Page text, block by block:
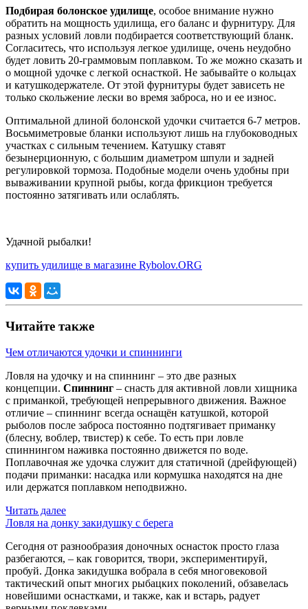
Подбирая болонское удилище, особое внимание нужно
обратить на мощность удилища, его баланс и фурнитуру. Для
разных условий ловли подбирается соответствующий бланк.
Согласитесь, что используя легкое удилище, очень неудобно
будет ловить 20-граммовым поплавком. То же можно сказать и
о мощной удочке с легкой оснасткой. Не забывайте о кольцах
и катушкодержателе. От этой фурнитуры будет зависеть не
только скольжение лески во время заброса, но и ее износ.
Оптимальной длиной болонской удочки считается 6-7 метров.
Восьмиметровые бланки используют лишь на глубоководных
участках с сильным течением. Катушку ставят
безынерционную, с большим диаметром шпули и задней
регулировкой тормоза. Подобные модели очень удобны при
вываживании крупной рыбы, когда фрикцион требуется
постоянно затягивать или ослаблять.
Удачной рыбалки!
купить удилище в магазине Rybolov.ORG
Читайте также
Чем отличаются удочки и спиннинги
Ловля на удочку и на спиннинг – это две разных
концепции. Спиннинг – снасть для активной ловли хищника
с приманкой, требующей непрерывного движения. Важное
отличие – спиннинг всегда оснащён катушкой, которой
рыболов после заброса постоянно подтягивает приманку
(блесну, воблер, твистер) к себе. То есть при ловле
спиннингом наживка постоянно движется по воде.
Поплавочная же удочка служит для статичной (дрейфующей)
подачи приманки: насадка или кормушка находятся на дне
или держатся поплавком неподвижно.
Читать далее
Ловля на донку закидушку с берега
Сегодня от разнообразия доночных оснасток просто глаза
разбегаются, – как говорится, твори, экспериментируй,
пробуй. Донка закидушка вобрала в себя многовековой
тактический опыт многих рыбацких поколений, обзавелась
новейшими оснастками, и также, как и встарь, радует